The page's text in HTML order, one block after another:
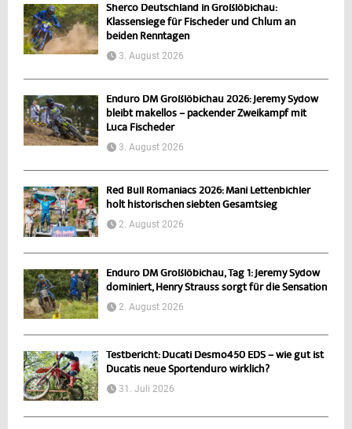
Sherco Deutschland in Großlöbichau:
Klassensiege für Fischeder und Chlum an
beiden Renntagen
3. August 2026
Enduro DM Großlöbichau 2026: Jeremy Sydow
bleibt makellos – packender Zweikampf mit
Luca Fischeder
3. August 2026
Red Bull Romaniacs 2026: Mani Lettenbichler
holt historischen siebten Gesamtsieg
2. August 2026
Enduro DM Großlöbichau, Tag 1: Jeremy Sydow
dominiert, Henry Strauss sorgt für die Sensation
2. August 2026
Testbericht: Ducati Desmo450 EDS – wie gut ist
Ducatis neue Sportenduro wirklich?
31. Juli 2026